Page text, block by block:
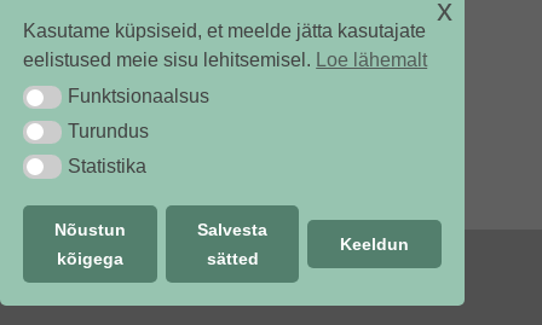
Kasutame küpsiseid, et meelde jätta kasutajate
eelistused meie sisu lehitsemisel. Loe lähemalt
Funktsionaalsus
Funktsionaalsus
TurundusTurundus
StatistikaStatistika
Nõustun
kõigega
Salvesta
sätted
Keeldun
x
VITAMIINIKULLER.EE
© vitamiinikuller.ee 2018